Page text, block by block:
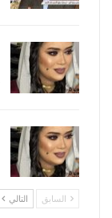
السابق التالي